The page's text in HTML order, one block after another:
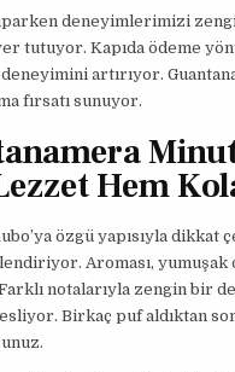
deneyimlerimizi
tutuyor. Kapıda ödeme
deneyimini artırıyor.
fırsatı sunuyor.
Hem
özgü yapısıyla
Aroması,
notalarıyla zengin bir
Birkaç puf aldıktan